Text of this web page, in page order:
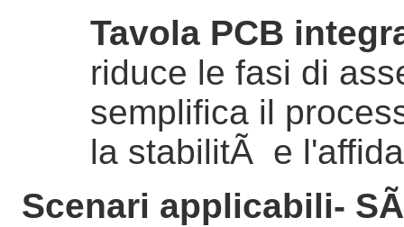
Tavola PCB
riduce le fasi di
semplifica il
la stabilitÃ e
Scenari applicabili-